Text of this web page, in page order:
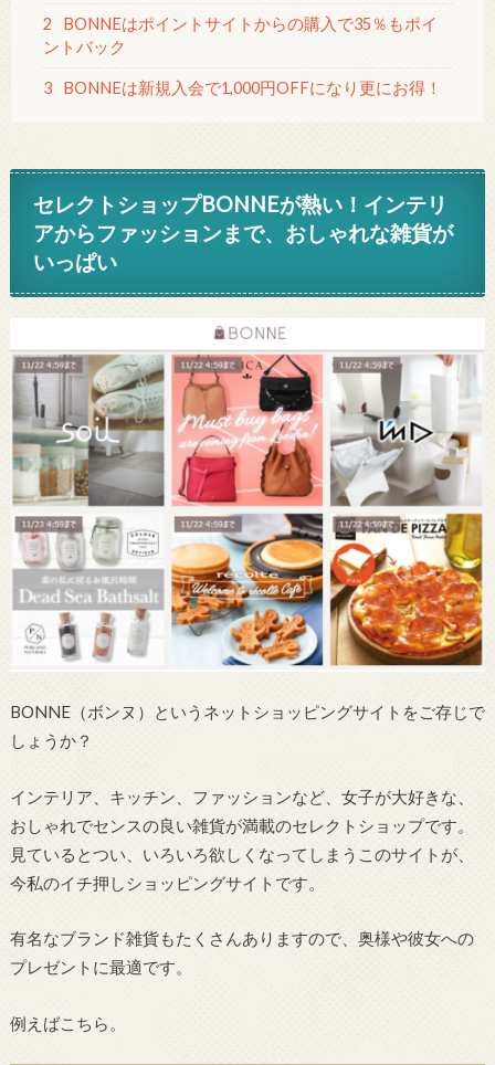
2
BONNEはポイントサイトからの購入で35％もポイ
ントバック
3 BONNEは新規入会で1,000円OFFになり更にお得！
セレクトショップBONNEが熱い！インテリ
アからファッションまで、おしゃれな雑貨が
いっぱい
BONNE（ボンヌ）というネットショッピングサイトをご存じで
しょうか？
インテリア、キッチン、ファッションなど、女子が大好きな、
おしゃれでセンスの良い雑貨が満載のセレクトショップです。
見ているとつい、いろいろ欲しくなってしまうこのサイトが、
今私のイチ押しショッピングサイトです。
有名なブランド雑貨もたくさんありますので、奥様や彼女への
プレゼントに最適です。
例えばこちら。